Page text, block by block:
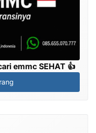
emmc SEHAT 👍